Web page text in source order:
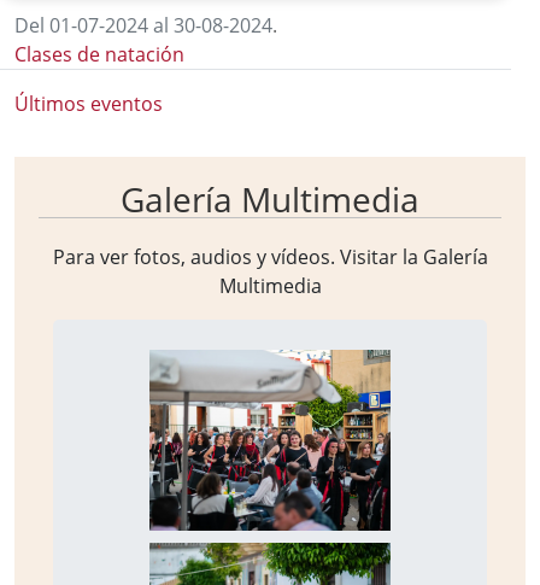
Del 01-07-2024 al 30-08-2024.
Clases de natación
Últimos eventos
Galería Multimedia
Para ver fotos, audios y vídeos. Visitar la Galería
Multimedia